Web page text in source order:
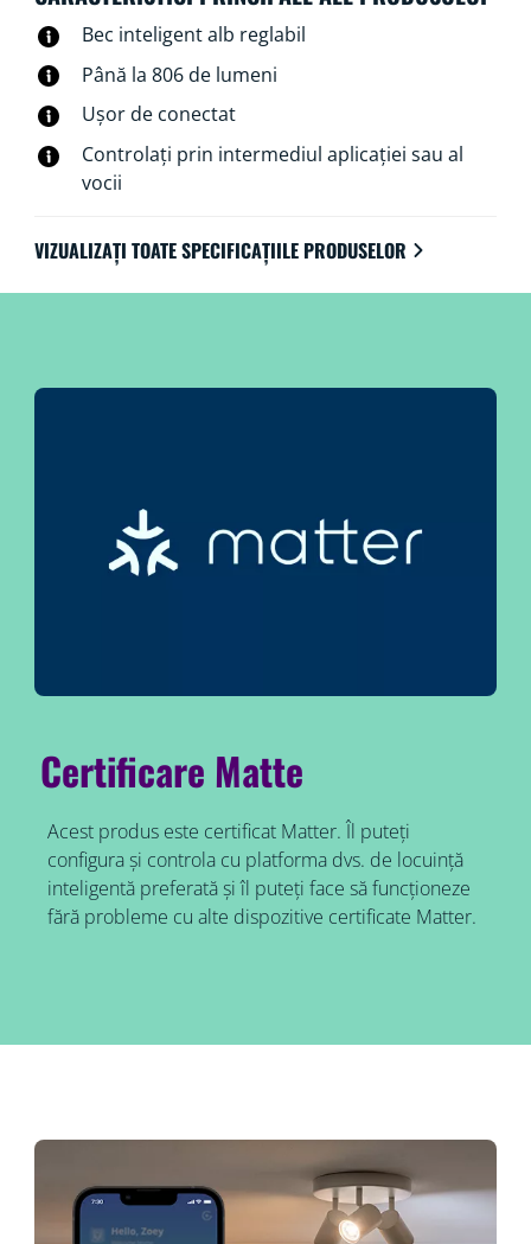
Bec inteligent alb reglabil
Până la 806 de lumeni
Ușor de conectat
Controlați prin intermediul aplicației sau al
vocii
VIZUALIZAȚI TOATE SPECIFICAȚIILE PRODUSELOR
Certificare Matte
Acest produs este certificat Matter. Îl puteți
configura și controla cu platforma dvs. de locuință
inteligentă preferată și îl puteți face să funcționeze
fără probleme cu alte dispozitive certificate Matter.